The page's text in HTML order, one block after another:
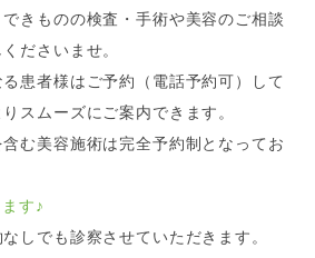
きものの検査・手術や美容のご相談
ださいませ。
患者様はご予約（電話予約可）して
スムーズにご案内できます。
む美容施術は完全予約制となってお
す♪
しでも診察させていただきます。